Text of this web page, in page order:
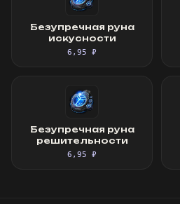
Безупречная руна
искусности
6,95 ₽
Безупречная руна
решительности
6,95 ₽